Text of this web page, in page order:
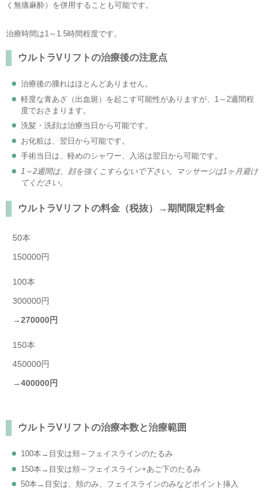
く無痛麻酔）を併用することも可能です。
治療時間は1～1.5時間程度です。
ウルトラVリフトの治療後の注意点
治療後の腫れはほとんどありません。
軽度な青あざ（出血斑）を起こす可能性がありますが、1～2週間程
度でおさまります。
洗髪・洗顔は治療当日から可能です。
お化粧は、翌日から可能です。
手術当日は、軽めのシャワー、入浴は翌日から可能です。
1～2週間は、顔を強くこすらないで下さい。マッサージは1ヶ月避け
てください。
ウルトラVリフトの料金（税抜）→期間限定料金
50本
150000円
100本
300000円
→270000円
150本
450000円
→400000円
ウルトラVリフトの治療本数と治療範囲
100本→目安は頬～フェイスラインのたるみ
150本→目安は頬～フェイスライン+あご下のたるみ
50本→目安は、頬のみ、フェイスラインのみなどポイント挿入